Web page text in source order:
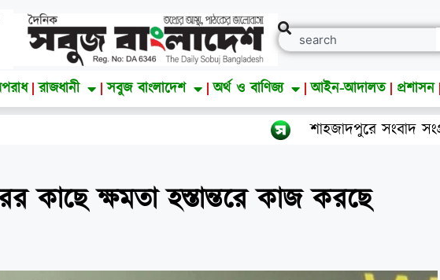
রাজধানী সবুজ বাংলাদেশ অর্থ ও বাণিজ্য আইন-আদালত প্রশাসন
শাহজাদপুরে সংবাদ সংগ্রহকালে
কাছে ক্ষমতা হস্তান্তরে কাজ করছে